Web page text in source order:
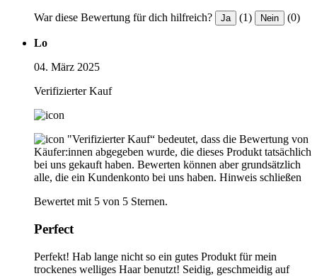
War diese Bewertung für dich hilfreich? Ja (1) Nein (0)
Lo
04. März 2025
Verifizierter Kauf
"Verifizierter Kauf“ bedeutet, dass die Bewertung von
Käufer:innen abgegeben wurde, die dieses Produkt tatsächlich
bei uns gekauft haben. Bewerten können aber grundsätzlich
alle, die ein Kundenkonto bei uns haben. Hinweis schließen
Bewertet mit 5 von 5 Sternen.
Perfect
Perfekt! Hab lange nicht so ein gutes Produkt für mein
trockenes welliges Haar benutzt! Seidig, geschmeidig auf